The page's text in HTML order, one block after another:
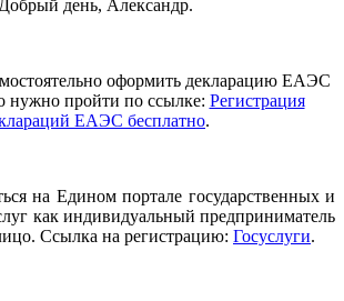
день, Александр.
оформить декларацию ЕАЭС
нужно пройти по ссылке: Регистрация
ЕАЭС бесплатно.
на Едином портале государственных и
как индивидуальный предприниматель
Ссылка на регистрацию: Госуслуги.